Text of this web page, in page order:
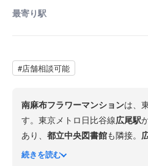
最寄り駅
#店舗相談可能
南麻布フラワーマンションは、
す。東京メトロ日比谷線広尾駅
あり、 都立中央図書館も隣接。
スの拠点にふさわしい環境です。
続きを読む